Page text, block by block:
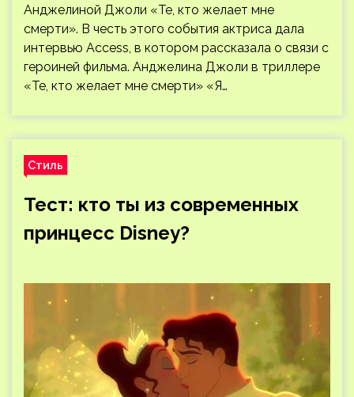
Анджелиной Джоли «Те, кто желает мне
смерти». В честь этого события актриса дала
интервью Access, в котором рассказала о связи с
героиней фильма. Анджелина Джоли в триллере
«Те, кто желает мне смерти» «Я…
Стиль
Тест: кто ты из современных
принцесс Disney?